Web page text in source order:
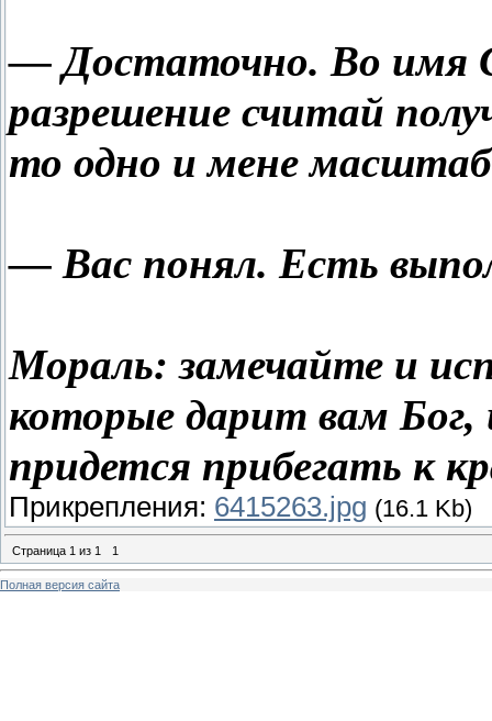
— Достаточно. Во имя
разрешение считай
то одно и мене
— Вас понял. Есть
Мораль: замечайте и
которые дарит вам Бог,
придется прибегать к
Прикрепления: 6415263.jpg (16.1 Kb)
Страница 1 из 1 1
Полная версия сайта